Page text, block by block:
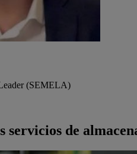
(SEMELA)
servicios de